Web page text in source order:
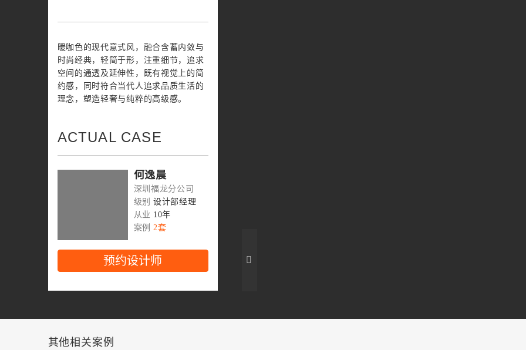
暖咖色的现代意式风，融合含蓄内敛与
时尚经典，轻简于形，注重细节，追求
空间的通透及延伸性，既有视觉上的简
约感，同时符合当代人追求品质生活的
理念，塑造轻奢与纯粹的高级感。
ACTUAL CASE
何逸晨
深圳福龙分公司
级别 设计部经理
从业 10年
案例 2套
预约设计师
黄鑫
级别 设计总监
其他相关案例